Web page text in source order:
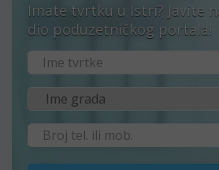
Imate tvrtku u Istri? Javite
dio poduzetničkog portala!